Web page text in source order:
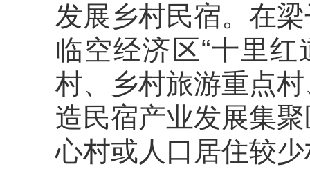
发展乡村民宿。在
临空经济区“十里红
村、
乡村旅游重点
造民宿产业发展集
心村或人口居住较